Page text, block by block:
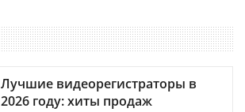
Лучшие видеорегистраторы в
2026 году: хиты продаж